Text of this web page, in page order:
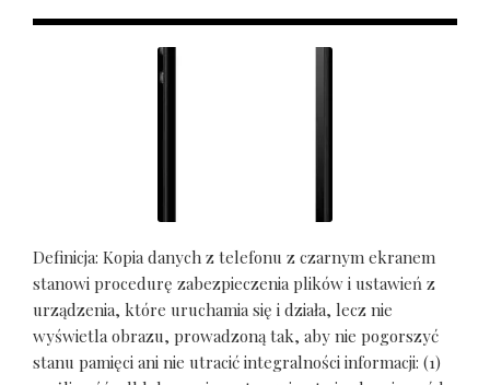
Definicja: Kopia danych z telefonu z czarnym ekranem
stanowi procedurę zabezpieczenia plików i ustawień z
urządzenia, które uruchamia się i działa, lecz nie
wyświetla obrazu, prowadzoną tak, aby nie pogorszyć
stanu pamięci ani nie utracić integralności informacji: (1)